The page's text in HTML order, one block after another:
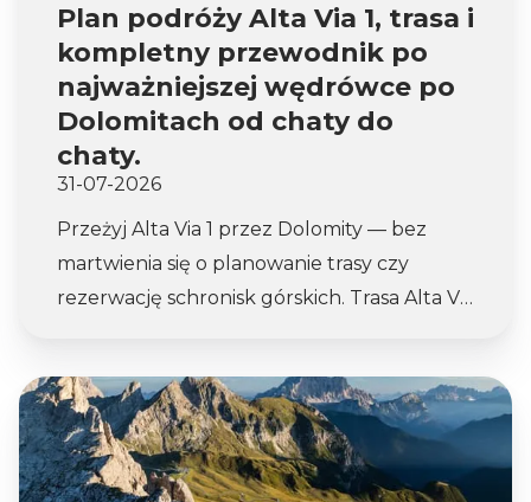
Plan podróży Alta Via 1, trasa i
kompletny przewodnik po
najważniejszej wędrówce po
Dolomitach od chaty do
chaty.
31-07-2026
Przeżyj Alta Via 1 przez Dolomity — bez
martwienia się o planowanie trasy czy
rezerwację schronisk górskich. Trasa Alta Via
szmaragdowych wód Lago di Braies po
ciche doliny na południu, ta 116-kilometrowa
trasa od schroniska do schroniska przez